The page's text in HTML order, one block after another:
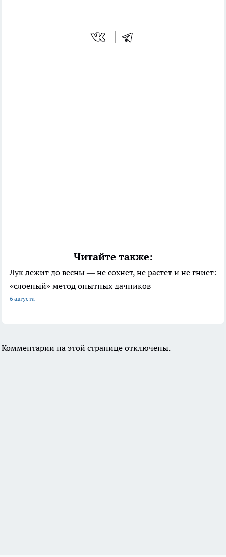
Читайте также:
Лук лежит до весны — не сохнет, не растет и не гниет:
«слоеный» метод опытных дачников
6 августа
Комментарии на этой странице отключены.